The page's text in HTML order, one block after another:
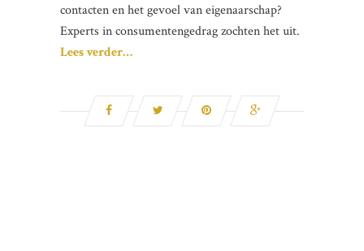
contacten en het gevoel van eigenaarschap?
Experts in consumentengedrag zochten het uit.
Lees verder…